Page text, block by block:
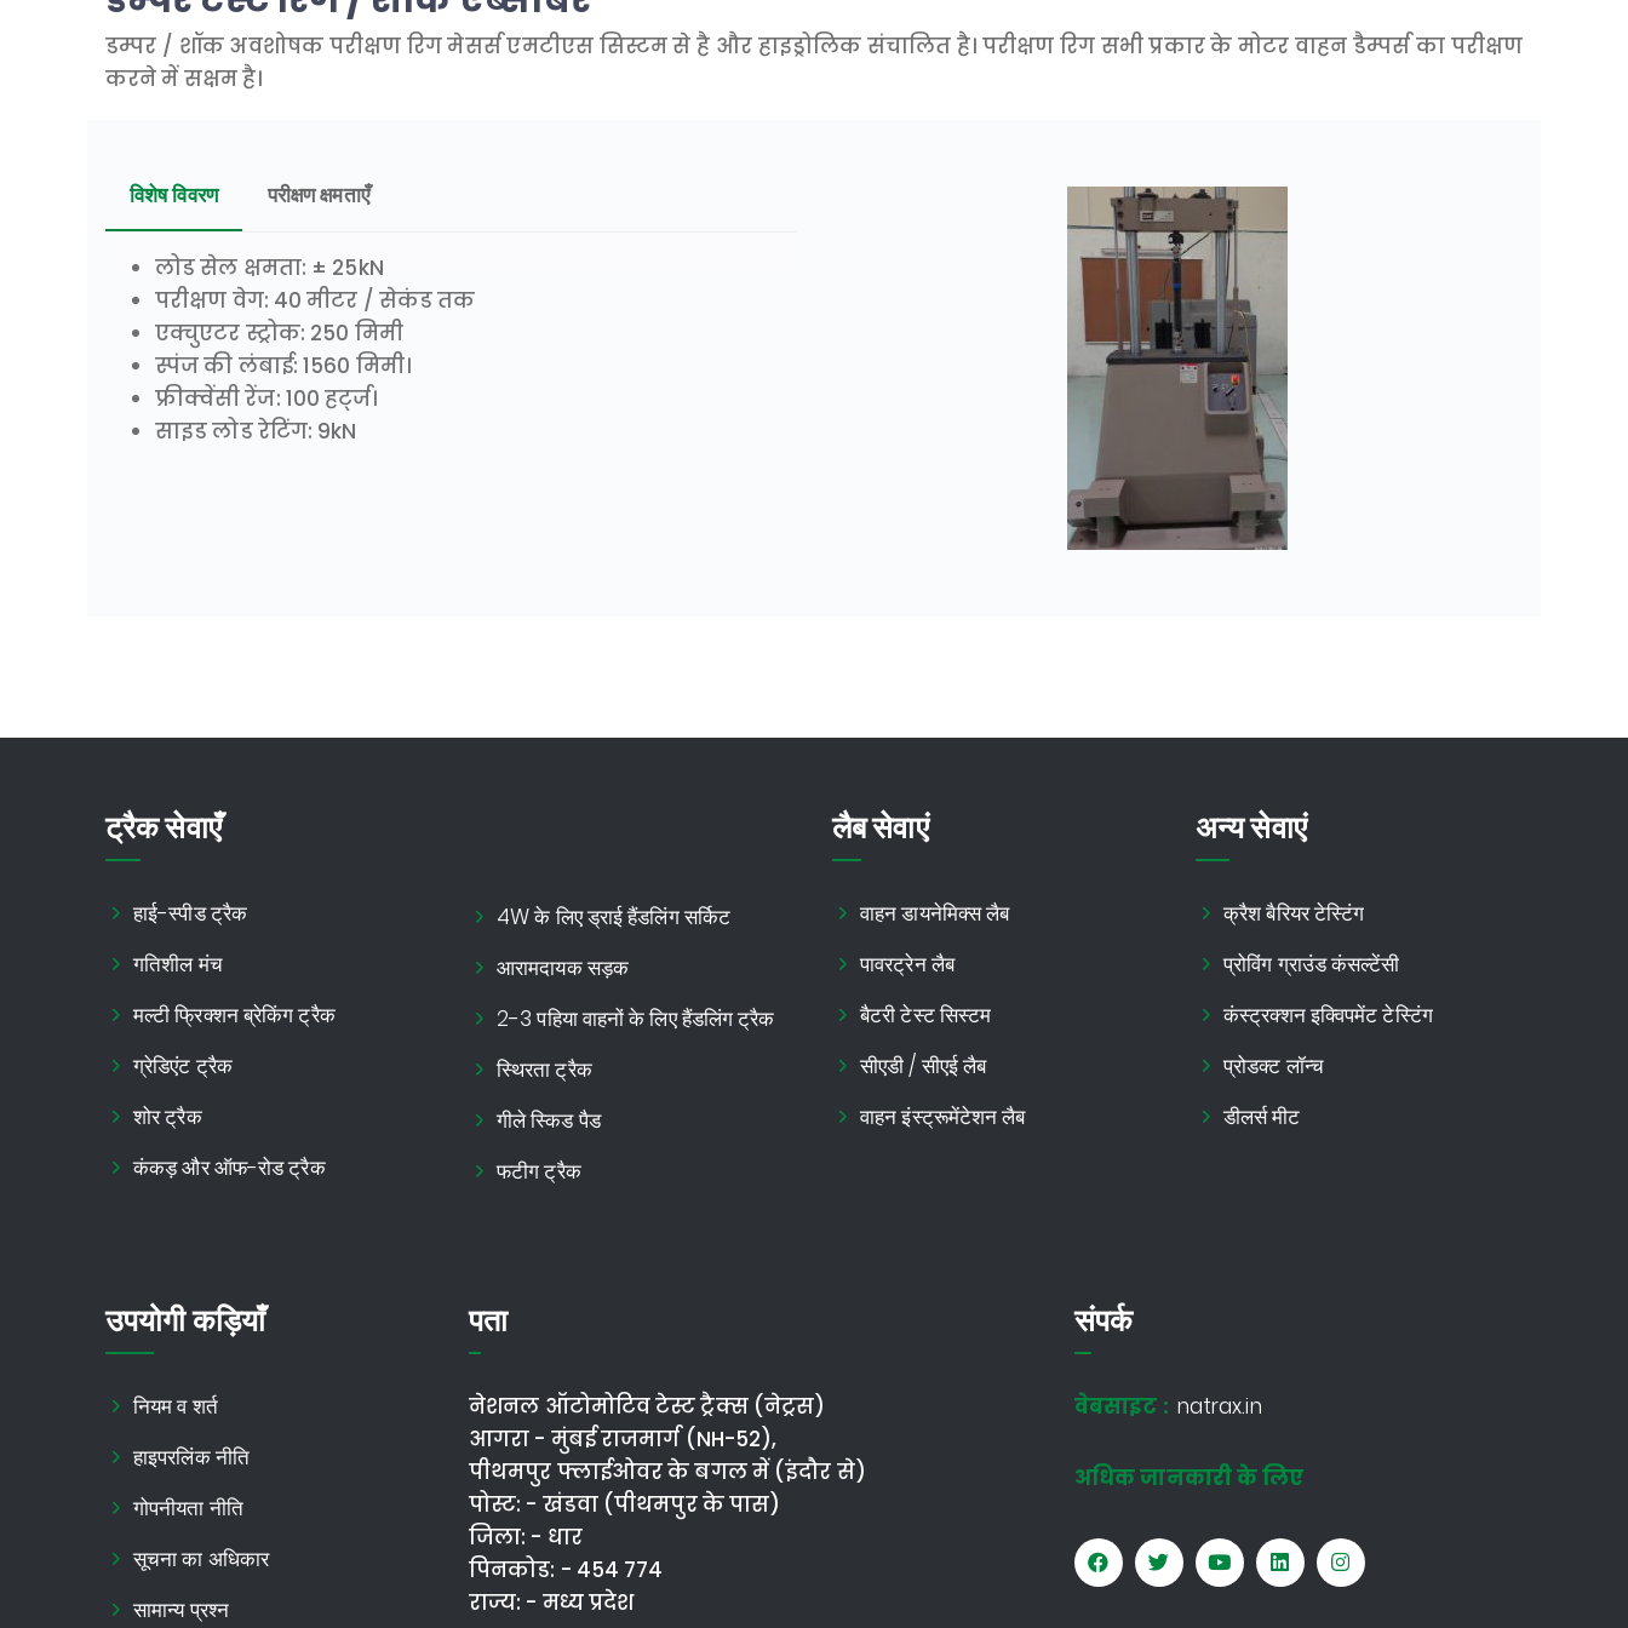
डम्पर / शॉक अवशोषक परीक्षण रिग मेसर्स एमटीएस सिस्टम से है और हाइड्रोलिक संचालित है। परीक्षण रिग सभी प्रकार के मोटर वाहन डैम्पर्स का परीक्षण
करने में सक्षम है।
विशेष विवरण परीक्षण क्षमताएँ
लोड सेल क्षमता: ± 25kN
परीक्षण वेग: 40 मीटर / सेकंड तक
एक्चुएटर स्ट्रोक: 250 मिमी
स्पंज की लंबाई: 1560 मिमी।
फ्रीक्वेंसी रेंज: 100 हर्ट्ज।
साइड लोड रेटिंग: 9kN
ट्रैक सेवाएँ
हाई-स्पीड ट्रैक
गतिशील मंच
मल्टी फ्रिक्शन ब्रेकिंग ट्रैक
ग्रेडिएंट ट्रैक
शोर ट्रैक
कंकड़ और ऑफ-रोड ट्रैक
4W के लिए ड्राई हैंडलिंग सर्किट
आरामदायक सड़क
2-3 पहिया वाहनों के लिए हैंडलिंग ट्रैक
स्थिरता ट्रैक
गीले स्किड पैड
फटीग ट्रैक
लैब सेवाएं
वाहन डायनेमिक्स लैब
पावरट्रेन लैब
बैटरी टेस्ट सिस्टम
सीएडी / सीएई लैब
वाहन इंस्ट्रूमेंटेशन लैब
अन्य सेवाएं
क्रैश बैरियर टेस्टिंग
प्रोविंग ग्राउंड कंसल्टेंसी
कंस्ट्रक्शन इक्विपमेंट टेस्टिंग
प्रोडक्ट लॉन्च
डीलर्स मीट
उपयोगी कड़ियाँ
नियम व शर्त
हाइपरलिंक नीति
गोपनीयता नीति
सूचना का अधिकार
सामान्य प्रश्न
पता
नेशनल ऑटोमोटिव टेस्ट ट्रैक्स (नेट्रस)
आगरा - मुंबई राजमार्ग (NH-52),
पीथमपुर फ्लाईओवर के बगल में (इंदौर से)
पोस्ट: - खंडवा (पीथमपुर के पास)
जिला: - धार
पिनकोड: - 454 774
राज्य: - मध्य प्रदेश
संपर्क
वेबसाइट : natrax.in
अधिक जानकारी के लिए